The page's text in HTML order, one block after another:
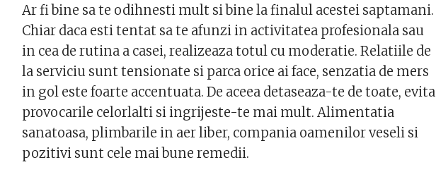
Ar fi bine sa te odihnesti mult si bine la finalul acestei saptamani.
Chiar daca esti tentat sa te afunzi in activitatea profesionala sau
in cea de rutina a casei, realizeaza totul cu moderatie. Relatiile de
la serviciu sunt tensionate si parca orice ai face, senzatia de mers
in gol este foarte accentuata. De aceea detaseaza-te de toate, evita
provocarile celorlalti si ingrijeste-te mai mult. Alimentatia
sanatoasa, plimbarile in aer liber, compania oamenilor veseli si
pozitivi sunt cele mai bune remedii.